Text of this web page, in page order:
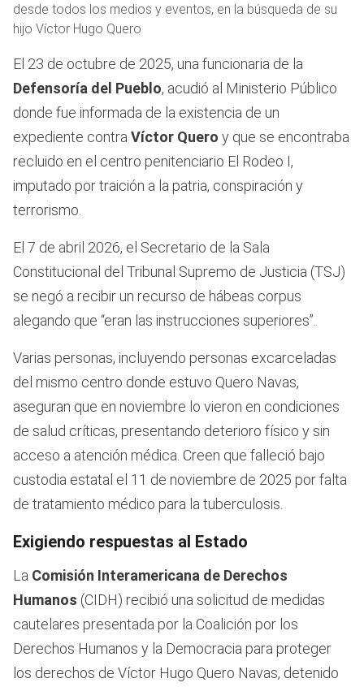
desde todos los medios y eventos, en la búsqueda de su
hijo Víctor Hugo Quero
El 23 de octubre de 2025, una funcionaria de la
Defensoría del Pueblo, acudió al Ministerio Público
donde fue informada de la existencia de un
expediente contra Víctor Quero y que se encontraba
recluido en el centro penitenciario El Rodeo I,
imputado por traición a la patria, conspiración y
terrorismo.
El 7 de abril 2026, el Secretario de la Sala
Constitucional del Tribunal Supremo de Justicia (TSJ)
se negó a recibir un recurso de hábeas corpus
alegando que “eran las instrucciones superiores”.
Varias personas, incluyendo personas excarceladas
del mismo centro donde estuvo Quero Navas,
aseguran que en noviembre lo vieron en condiciones
de salud críticas, presentando deterioro físico y sin
acceso a atención médica. Creen que falleció bajo
custodia estatal el 11 de noviembre de 2025 por falta
de tratamiento médico para la tuberculosis.
Exigiendo respuestas al Estado
La Comisión Interamericana de Derechos
Humanos (CIDH) recibió una solicitud de medidas
cautelares presentada por la Coalición por los
Derechos Humanos y la Democracia para proteger
los derechos de Víctor Hugo Quero Navas, detenido